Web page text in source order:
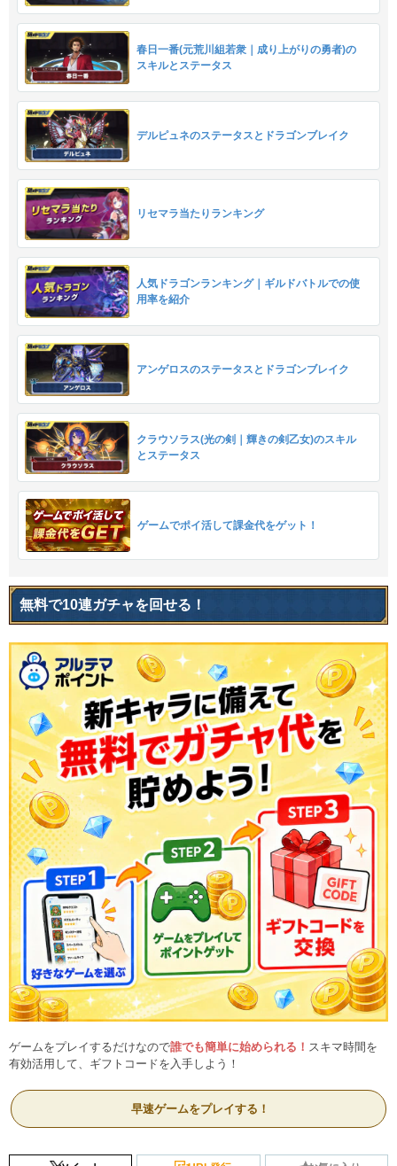
春日一番(元荒川組若衆｜成り上がりの勇者)の
スキルとステータス
デルピュネのステータスとドラゴンブレイク
リセマラ当たりランキング
人気ドラゴンランキング｜ギルドバトルでの使
用率を紹介
アンゲロスのステータスとドラゴンブレイク
クラウソラス(光の剣｜輝きの剣乙女)のスキル
とステータス
ゲームでポイ活して課金代をゲット！
無料で10連ガチャを回せる！
ゲームをプレイするだけなので誰でも簡単に始められる！ スキマ時間を
有効活用して、ギフトコードを入手しよう！
早速ゲームをプレイする！